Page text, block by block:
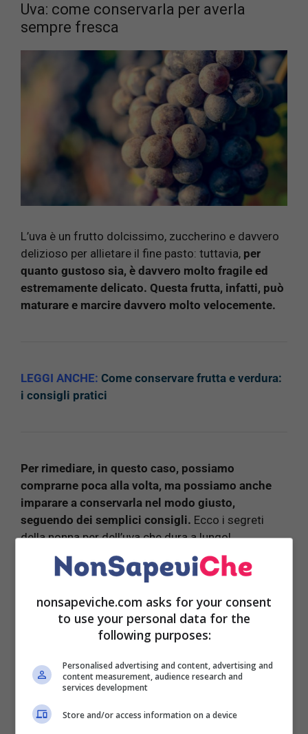
Uva: come conservarla per averla
sempre fresca
L’uva è un frutto dolcissimo, zuccherino e davvero
delizioso per allietare il fine pasto: tuttavia, per
quanto gustoso sia, è davvero molto fragile ed
estremamente delicato. Questa frutta, infatti, può
maturare e marcire davvero molto velocemente.
LEGGI ANCHE: Come conservare frutta e verdura:
i consigli pratici
Per rimediare, in questo caso, possiamo
comprarne poca alla volta, ma possiamo anche
imparare a conservarla nel modo giusto,
seguendo dei semplici consigli. Ecco i segreti
della nonna per dell’uva che dura a lungo!
Pulire gli acini
Il primo passo per una giusta conservazione è la
lavate con estrema cura i vostri acini
cercando di insistere con delicatezza sotto il
getto di acqua corrente.In questo modo ogni
traccia di sporco verrà completamente eliminata.
nonsapeviche.com asks for your consent
to use your personal data for the
following purposes:
Personalised advertising and content, advertising and
content measurement, audience research and
services development
Store and/or access information on a device